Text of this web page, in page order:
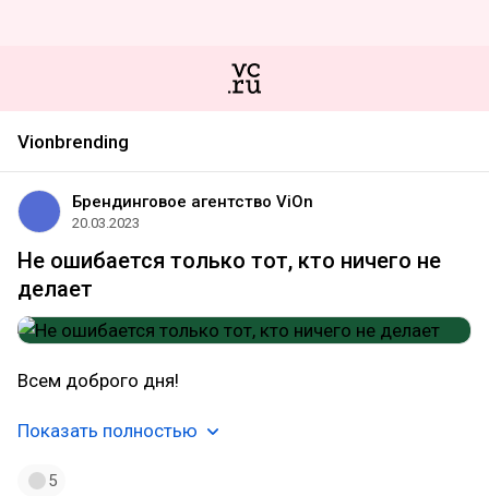
Vionbrending
Брендинговое агентство ViOn
20.03.2023
Не ошибается только тот, кто ничего не
делает
Всем доброго дня!
Показать полностью
5